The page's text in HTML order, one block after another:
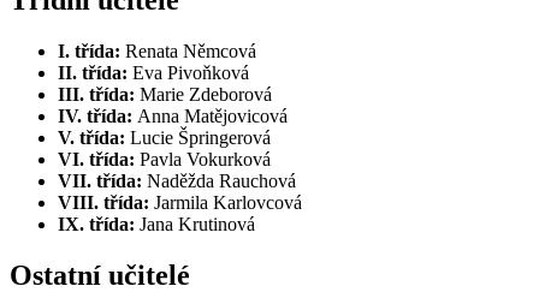
I. třída: Renata Němcová
II. třída: Eva Pi­voňko­vá
III. třída: Marie Zdeborová
IV. třída: An­na Ma­tě­jo­vi­co­vá
V. tří­da: Lucie Špringerová
VI. třída: Pavla Vokurková
VII. třída: Na­děž­da Rau­cho­vá
VIII. třída: Jar­mi­la Kar­lov­co­vá
IX. třída: Ja­na Kru­ti­no­vá
Ostatní učitelé